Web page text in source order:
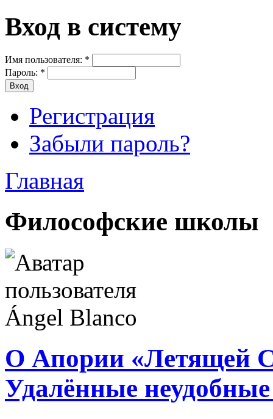
Вход в систему
Имя пользователя: *
Пароль: *
Регистрация
Забыли пароль?
Главная
Философские школы
О Апории «Летящей
Удалённые